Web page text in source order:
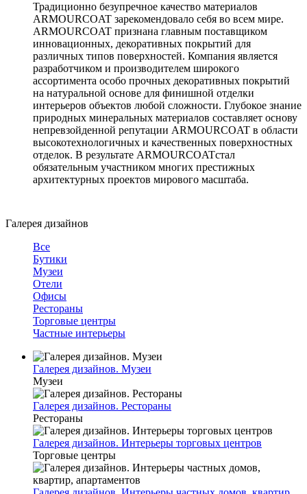
Традиционно безупречное качество материалов
ARMOURCOAT зарекомендовало себя во всем мире.
ARMOURCOAT признана главным поставщиком
инновационных, декоративных покрытий для
различных типов поверхностей. Компания является
разработчиком и производителем широкого
ассортимента особо прочных декоративных покрытий
на натуральной основе для финишной отделки
интерьеров объектов любой сложности. Глубокое знание
природных минеральных материалов составляет основу
непревзойденной репутации ARMOURCOAT в области
высокотехнологичных и качественных поверхностных
отделок. В результате ARMOURCOATстал
обязательным участником многих престижных
архитектурных проектов мирового масштаба.
Галерея дизайнов
Все
Бутики
Музеи
Отели
Офисы
Рестораны
Торговые центры
Частные интерьеры
Галерея дизайнов. Музеи
Музеи
Галерея дизайнов. Рестораны
Рестораны
Галерея дизайнов. Интерьеры торговых центров
Торговые центры